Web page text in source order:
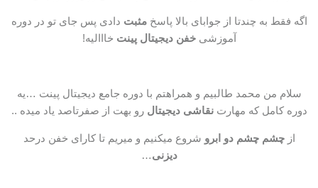
اگه فقط به چندتا از جوابای بالا پاسخمثبت دادی پس جای تو در دوره
آموزشیخفن دیجیتال پینت خااالیه!
سلام من محمد طالبیم و همراهتم با دوره جامع دیجیتال پینت …یه
دوره کامل که مهارتنقاشی دیجیتال رو بهت از صفرتاصد یاد میده ..
ازچشم چشم دو ابرو شروع میکنیم و میریم تا کارای خفن درحد
دیزنی…